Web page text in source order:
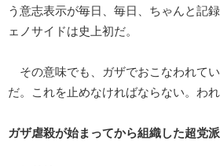
う意志表示が毎日、毎日、ちゃんと記
ェノサイドは史上初だ。
その意味でも、ガザでおこなわれて
だ。これを止めなければならない。わ
ガザ虐殺が始まってから組織した超党